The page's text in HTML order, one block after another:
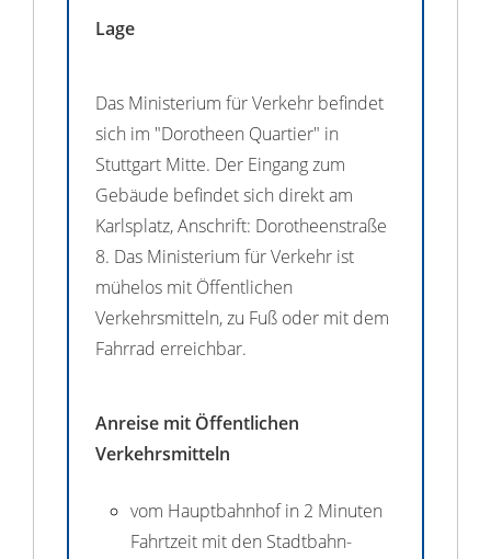
Lage
Das Ministerium für Verkehr befindet
sich im "Dorotheen Quartier" in
Stuttgart Mitte. Der Eingang zum
Gebäude befindet sich direkt am
Karlsplatz, Anschrift: Dorotheenstraße
8. Das Ministerium für Verkehr ist
mühelos mit Öffentlichen
Verkehrsmitteln, zu Fuß oder mit dem
Fahrrad erreichbar.
Anreise mit Öffentlichen
Verkehrsmitteln
vom Hauptbahnhof in 2 Minuten
Fahrtzeit mit den Stadtbahn-